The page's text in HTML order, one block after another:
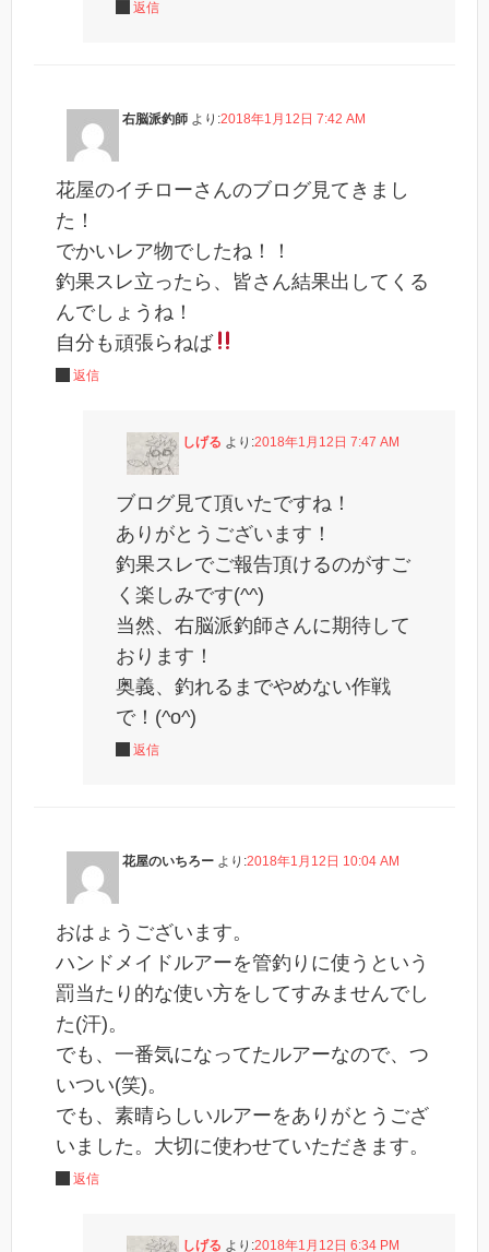
返信
右脳派釣師 より:2018年1月12日 7:42 AM
花屋のイチローさんのブログ見てきまし
た！
でかいレア物でしたね！！
釣果スレ立ったら、皆さん結果出してくる
んでしょうね！
自分も頑張らねば
返信
しげる より:2018年1月12日 7:47 AM
ブログ見て頂いたですね！
ありがとうございます！
釣果スレでご報告頂けるのがすご
く楽しみです(^^)
当然、右脳派釣師さんに期待して
おります！
奥義、釣れるまでやめない作戦
で！(^o^)
返信
花屋のいちろー より:2018年1月12日 10:04 AM
おはょうございます。
ハンドメイドルアーを管釣りに使うという
罰当たり的な使い方をしてすみませんでし
た(汗)。
でも、一番気になってたルアーなので、つ
いつい(笑)。
でも、素晴らしいルアーをありがとうござ
いました。大切に使わせていただきます。
返信
しげる より:2018年1月12日 6:34 PM